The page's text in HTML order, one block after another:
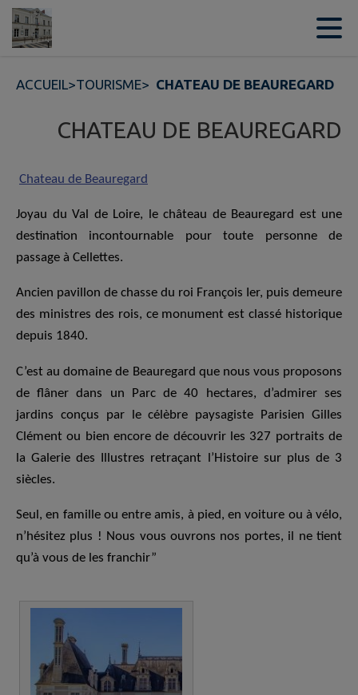
Contenu
ACCUEIL>TOURISME> CHATEAU DE BEAUREGARD
CHATEAU DE BEAUREGARD
Chateau de Beauregard
Joyau du Val de Loire, le château de Beauregard est une
destination incontournable pour toute personne de
passage à Cellettes.
Ancien pavillon de chasse du roi François Ier, puis demeure
des ministres des rois, ce monument est classé historique
depuis 1840.
C’est au domaine de Beauregard que nous vous proposons
de flâner dans un Parc de 40 hectares, d’admirer ses
jardins conçus par le célèbre paysagiste Parisien Gilles
Clément ou bien encore de découvrir les 327 portraits de
la Galerie des Illustres retraçant l’Histoire sur plus de 3
siècles.
Seul, en famille ou entre amis, à pied, en voiture ou à vélo,
n’hésitez plus ! Nous vous ouvrons nos portes, il ne tient
qu’à vous de les franchir”